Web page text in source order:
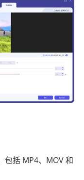
包括 MP4、MOV 和